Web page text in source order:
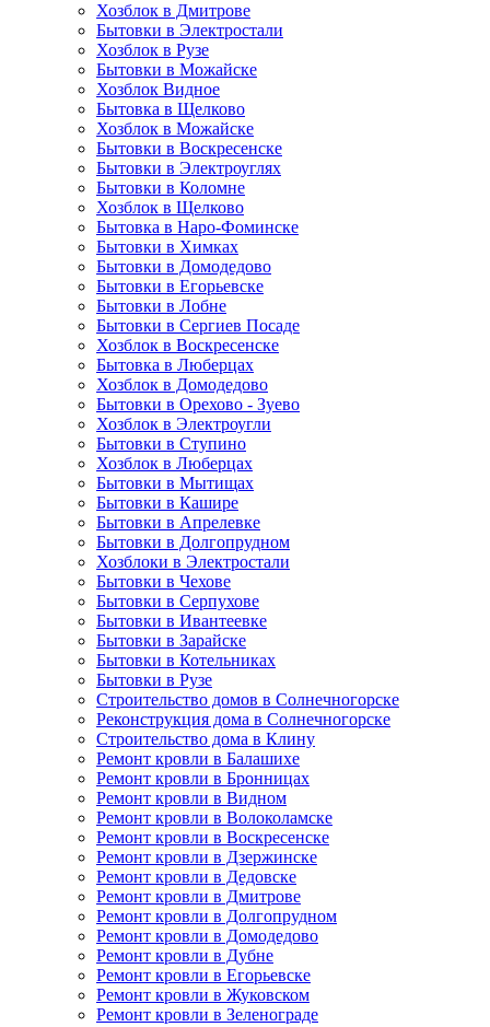
Хозблок в Дмитрове
Бытовки в Электростали
Хозблок в Рузе
Бытовки в Можайске
Хозблок Видное
Бытовкa в Щелково
Хозблок в Можайске
Бытовки в Воскресенске
Бытовки в Электроуглях
Бытовки в Коломне
Хозблок в Щелково
Бытовка в Наро-Фоминске
Бытовки в Химках
Бытовки в Домодедово
Бытовки в Егорьевске
Бытовки в Лобне
Бытовки в Сергиев Посаде
Хозблок в Воскресенске
Бытовка в Люберцах
Хозблок в Домодедово
Бытовки в Орехово - Зуево
Хозблок в Электроугли
Бытовки в Ступино
Хозблок в Люберцах
Бытовки в Мытищах
Бытовки в Кашире
Бытовки в Апрелевке
Бытовки в Долгопрудном
Хозблоки в Электростали
Бытовки в Чехове
Бытовки в Серпухове
Бытовки в Ивантеевке
Бытовки в Зарайске
Бытовки в Котельниках
Бытовки в Рузе
Строительство домов в Солнечногорске
Реконструкция дома в Солнечногорске
Строительство дома в Клину
Ремонт кровли в Балашихе
Ремонт кровли в Бронницах
Ремонт кровли в Видном
Ремонт кровли в Волоколамске
Ремонт кровли в Воскресенске
Ремонт кровли в Дзержинске
Ремонт кровли в Дедовске
Ремонт кровли в Дмитрове
Ремонт кровли в Долгопрудном
Ремонт кровли в Домодедово
Ремонт кровли в Дубне
Ремонт кровли в Егорьевске
Ремонт кровли в Жуковском
Ремонт кровли в Зеленограде